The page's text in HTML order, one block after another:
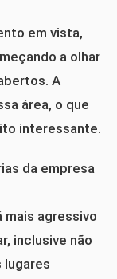
em vista,
a olhar
A
área, o que
interessante.
da empresa
mais agressivo
inclusive não
lugares